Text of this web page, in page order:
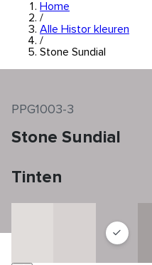
Home
/
Alle Histor kleuren
/
Stone Sundial
PPG1003-3
Stone Sundial
Tinten